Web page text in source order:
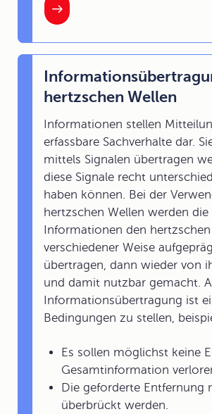
hertzschen Wellen
Informationen stellen
erfassbare Sachverhalte dar.
mittels Signalen übertragen
diese Signale recht
haben können. Bei der
hertzschen Wellen werden die
Informationen den
verschiedener Weise
übertragen, dann wieder von
und damit nutzbar gemacht.
Informationsübertragung ist
Bedingungen zu stellen,
Es sollen möglichst keine
Gesamtinformation
Die geforderte Entfernung
überbrückt werden.